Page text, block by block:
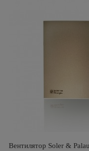
Вентилятор Soler &